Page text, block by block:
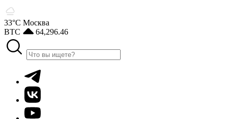
33°С Москва
BTC
64,296.46